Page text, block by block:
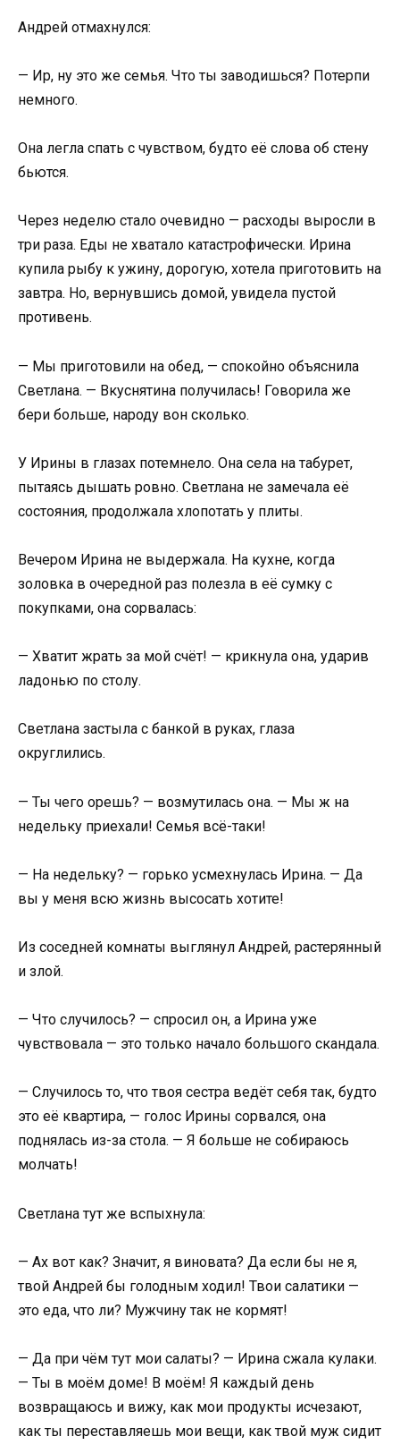
Андрей отмахнулся:
— Ир, ну это же семья. Что ты заводишься? Потерпи
немного.
Она легла спать с чувством, будто её слова об стену
бьются.
Через неделю стало очевидно — расходы выросли в
три раза. Еды не хватало катастрофически. Ирина
купила рыбу к ужину, дорогую, хотела приготовить на
завтра. Но, вернувшись домой, увидела пустой
противень.
— Мы приготовили на обед, — спокойно объяснила
Светлана. — Вкуснятина получилась! Говорила же
бери больше, народу вон сколько.
У Ирины в глазах потемнело. Она села на табурет,
пытаясь дышать ровно. Светлана не замечала её
состояния, продолжала хлопотать у плиты.
Вечером Ирина не выдержала. На кухне, когда
золовка в очередной раз полезла в её сумку с
покупками, она сорвалась:
— Хватит жрать за мой счёт! — крикнула она, ударив
ладонью по столу.
Светлана застыла с банкой в руках, глаза
округлились.
— Ты чего орешь? — возмутилась она. — Мы ж на
недельку приехали! Семья всё-таки!
— На недельку? — горько усмехнулась Ирина. — Да
вы у меня всю жизнь высосать хотите!
Из соседней комнаты выглянул Андрей, растерянный
и злой.
— Что случилось? — спросил он, а Ирина уже
чувствовала — это только начало большого скандала.
— Случилось то, что твоя сестра ведёт себя так, будто
это её квартира, — голос Ирины сорвался, она
поднялась из-за стола. — Я больше не собираюсь
молчать!
Светлана тут же вспыхнула:
— Ах вот как? Значит, я виновата? Да если бы не я,
твой Андрей бы голодным ходил! Твои салатики —
это еда, что ли? Мужчину так не кормят!
— Да при чём тут мои салаты? — Ирина сжала кулаки.
— Ты в моём доме! В моём! Я каждый день
возвращаюсь и вижу, как мои продукты исчезают,
как ты переставляешь мои вещи, как твой муж сидит